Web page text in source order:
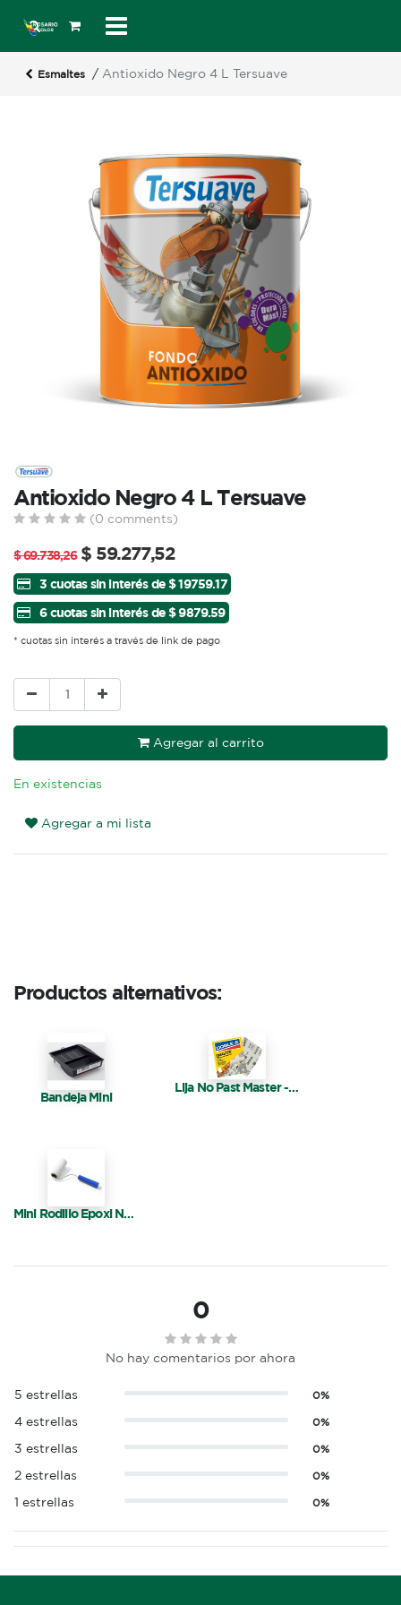
Esmaltes / Antioxido Negro 4 L Tersuave
Antioxido Negro 4 L Tersuave
(0 comments)
$69.738,26 $ 59.277,52
3 cuotas sin interés de $ 19759.17
6 cuotas sin interés de $ 9879.59
* cuotas sin interés a través de link de pago
Agregar al carrito
En existencias
Agregar a mi lista
Productos alternativos:
Bandeja Mini
Lija No Past Master - Doble A
Mini Rodillo Epoxi N° 5 Acc.
0
No hay comentarios por ahora
5 estrellas 0%
4 estrellas 0%
3 estrellas 0%
2 estrellas 0%
1 estrellas 0%